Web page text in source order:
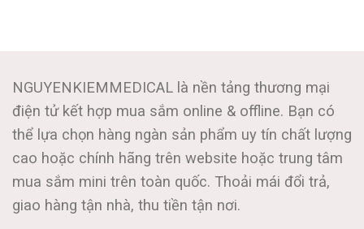
NGUYENKIEMMEDICAL là nền tảng thương mại
điện tử kết hợp mua sắm online & offline. Bạn có
thể lựa chọn hàng ngàn sản phẩm uy tín chất lượng
cao hoặc chính hãng trên website hoặc trung tâm
mua sắm mini trên toàn quốc. Thoải mái đổi trả,
giao hàng tận nhà, thu tiền tận nơi.